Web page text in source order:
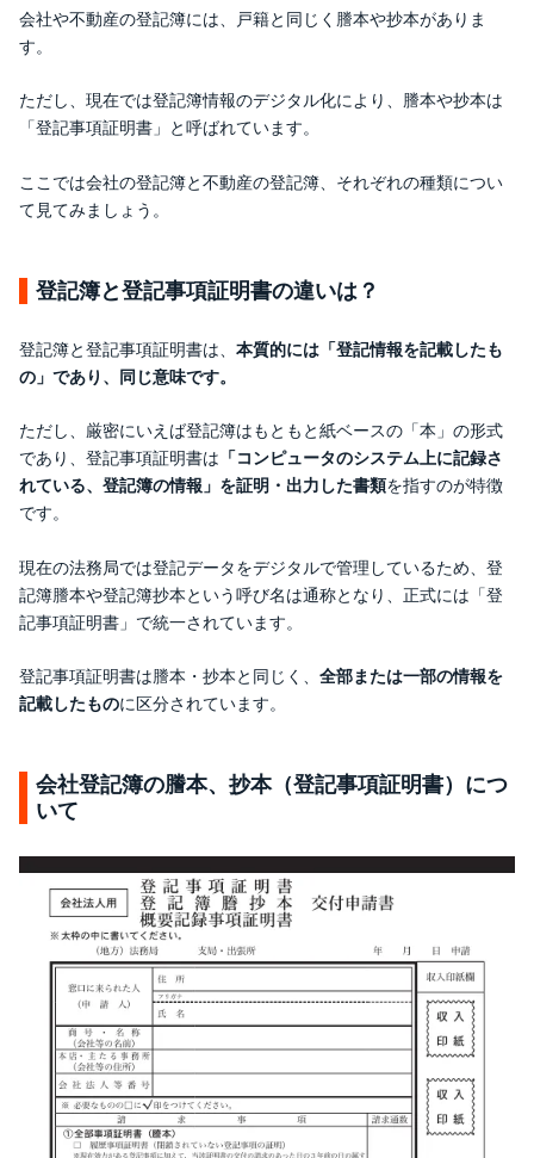
会社や不動産の登記簿には、戸籍と同じく謄本や抄本がありま
す。
ただし、現在では登記簿情報のデジタル化により、謄本や抄本は
「登記事項証明書」と呼ばれています。
ここでは会社の登記簿と不動産の登記簿、それぞれの種類につい
て見てみましょう。
登記簿と登記事項証明書の違いは？
登記簿と登記事項証明書は、 本質的には「登記情報を記載したも
の」であり、同じ意味です。
ただし、厳密にいえば登記簿はもともと紙ベースの「本」の形式
であり、登記事項証明書は 「コンピュータのシステム上に記録さ
れている、登記簿の情報」を証明・出力した書類を指すのが特徴
です。
現在の法務局では登記データをデジタルで管理しているため、登
記簿謄本や登記簿抄本という呼び名は通称となり、正式には「登
記事項証明書」で統一されています。
登記事項証明書は謄本・抄本と同じく、 全部または一部の情報を
記載したものに区分されています。
会社登記簿の謄本、抄本（登記事項証明書）につ
いて